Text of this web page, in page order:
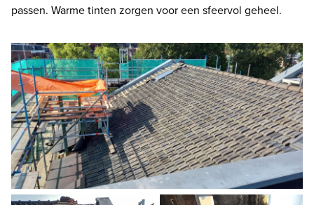
passen. Warme tinten zorgen voor een sfeervol geheel.